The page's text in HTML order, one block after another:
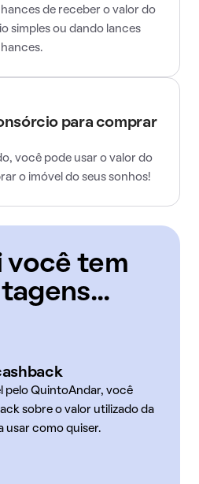
de receber o valor do
simples ou dando lances
para comprar
você pode usar o valor do
o imóvel do seus sonhos!
você tem
pelo QuintoAndar, você
sobre o valor utilizado da
usar como quiser.